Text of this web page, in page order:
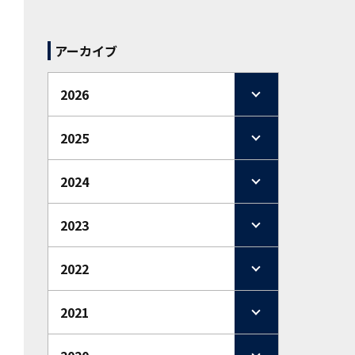
アーカイブ
2026
2025
2024
2023
2022
2021